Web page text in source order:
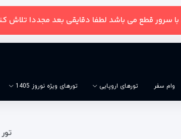
با سرور قطع می باشد لطفا دقایقی بعد مجددا تلاش
وام سفر تورهای اروپایی تورهای ویژه نوروز 1405
تور